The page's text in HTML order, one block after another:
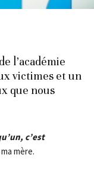
l’académie
victimes et un
que nous
c’est
mère.